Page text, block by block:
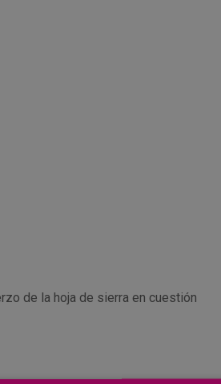
de la hoja de sierra en cuestión